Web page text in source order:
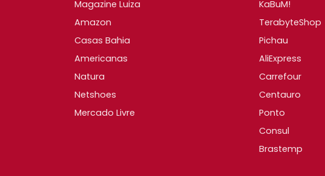
Magazine Luiza
Amazon
Casas Bahia
Americanas
Natura
Netshoes
Mercado Livre
KaBuM!
TerabyteShop
Pichau
AliExpress
Carrefour
Centauro
Ponto
Consul
Brastemp